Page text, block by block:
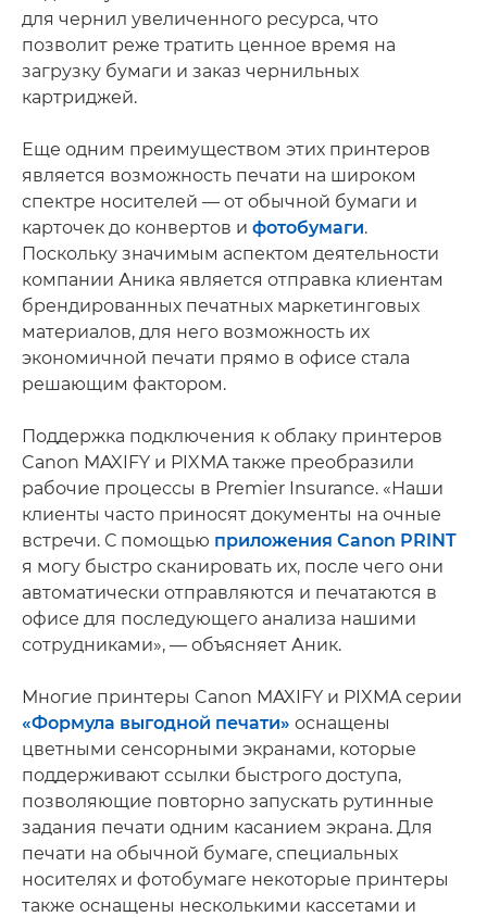
для чернил увеличенного ресурса, что
позволит реже тратить ценное время на
загрузку бумаги и заказ чернильных
картриджей.
Еще одним преимуществом этих принтеров
является возможность печати на широком
спектре носителей — от обычной бумаги и
карточек до конвертов и фотобумаги.
Поскольку значимым аспектом деятельности
компании Аника является отправка клиентам
брендированных печатных маркетинговых
материалов, для него возможность их
экономичной печати прямо в офисе стала
решающим фактором.
Поддержка подключения к облаку принтеров
Canon MAXIFY и PIXMA также преобразили
рабочие процессы в Premier Insurance. «Наши
клиенты часто приносят документы на очные
встречи. С помощью приложения Canon PRINT
я могу быстро сканировать их, после чего они
автоматически отправляются и печатаются в
офисе для последующего анализа нашими
сотрудниками», — объясняет Аник.
Многие принтеры Canon MAXIFY и PIXMA серии
«Формула выгодной печати» оснащены
цветными сенсорными экранами, которые
поддерживают ссылки быстрого доступа,
позволяющие повторно запускать рутинные
задания печати одним касанием экрана. Для
печати на обычной бумаге, специальных
носителях и фотобумаге некоторые принтеры
также оснащены несколькими кассетами и